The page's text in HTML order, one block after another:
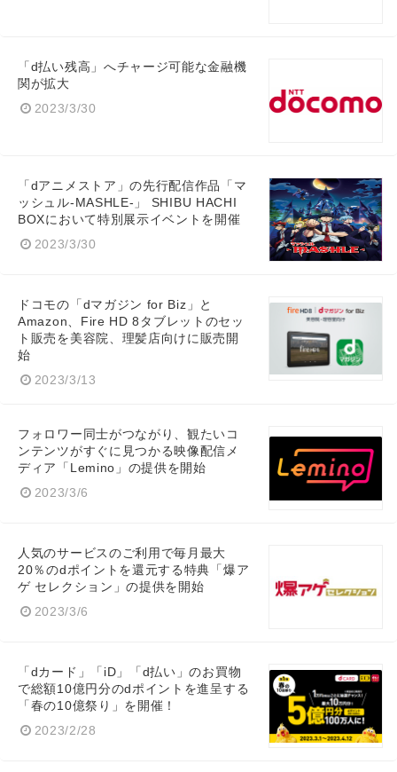
「d払い残高」へチャージ可能な金融機
関が拡大
2023/3/30
「dアニメストア」の先行配信作品「マ
ッシュル-MASHLE-」 SHIBU HACHI
BOXにおいて特別展示イベントを開催
2023/3/30
ドコモの「dマガジン for Biz」と
Amazon、Fire HD 8タブレットのセッ
ト販売を美容院、理髪店向けに販売開
始
2023/3/13
フォロワー同士がつながり、観たいコ
ンテンツがすぐに見つかる映像配信メ
ディア「Lemino」の提供を開始
2023/3/6
人気のサービスのご利用で毎月最大
20％のdポイントを還元する特典「爆ア
ゲ セレクション」の提供を開始
2023/3/6
「dカード」「iD」「d払い」のお買物
で総額10億円分のdポイントを進呈する
「春の10億祭り」を開催！
2023/2/28